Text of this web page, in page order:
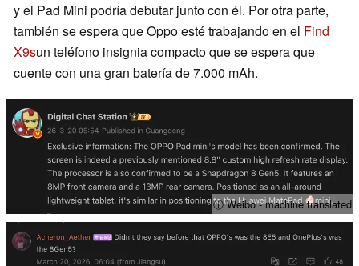
y el Pad Mini podría debutar junto con él. Por otra parte,
también se espera que Oppo esté trabajando en el Find
X9sun teléfono insignia compacto que se espera que
cuente con una gran batería de 7.000 mAh.
ⓘ Weibo - machine translated